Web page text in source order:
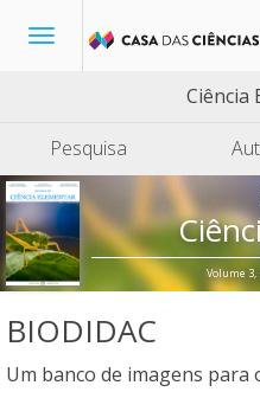
Toggle
Ciência
Pesquisa
Volume 3,
BIODIDAC
Um banco de imagens para